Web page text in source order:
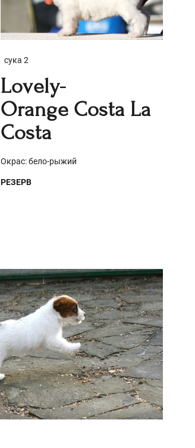
сука 2
Lovely-
Orange Costa La
Costa
Окрас: бело-рыжий
РЕЗЕРВ